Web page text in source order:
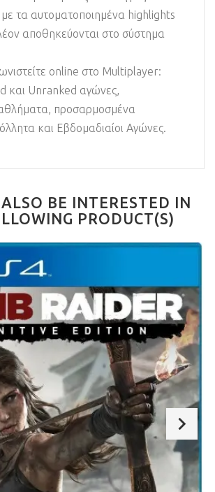
τα αυτοματοποιημένα highlights
αποθηκεύονται στο σύστημα
online στο Multiplayer:
και Unranked αγώνες,
προσαρμοσμένα
και Εβδομαδιαίοι Αγώνες.
BE INTERESTED IN
PRODUCT(S)